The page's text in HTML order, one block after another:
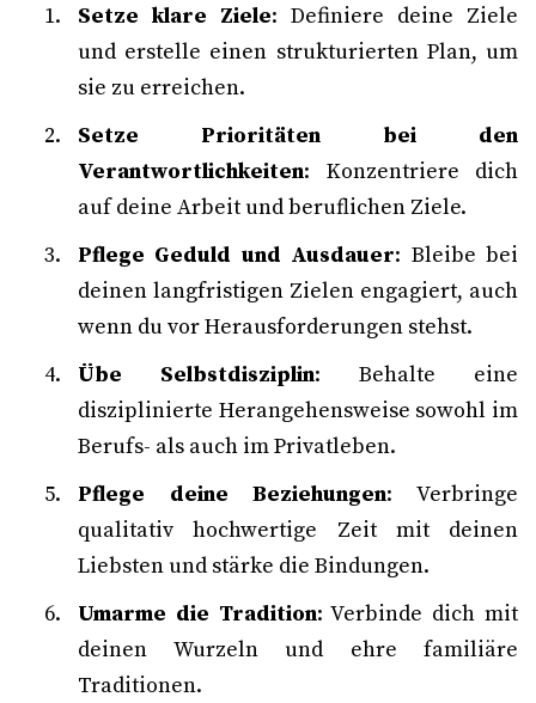
Setze klare Ziele: Definiere deine Ziele
und erstelle einen strukturierten Plan, um
sie zu erreichen.
Setze Prioritäten bei den
Verantwortlichkeiten: Konzentriere dich
auf deine Arbeit und beruflichen Ziele.
Pflege Geduld und Ausdauer: Bleibe bei
deinen langfristigen Zielen engagiert, auch
wenn du vor Herausforderungen stehst.
Übe Selbstdisziplin: Behalte eine
disziplinierte Herangehensweise sowohl im
Berufs- als auch im Privatleben.
Pflege deine Beziehungen: Verbringe
qualitativ hochwertige Zeit mit deinen
Liebsten und stärke die Bindungen.
Umarme die Tradition: Verbinde dich mit
deinen Wurzeln und ehre familiäre
Traditionen.